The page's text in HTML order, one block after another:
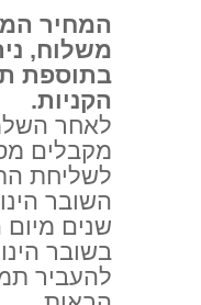
המחיר
משלוח,
בתוספת
הקניות.
לאחר
מקבלים
לשליחת
שנים
בשובר
להעביר